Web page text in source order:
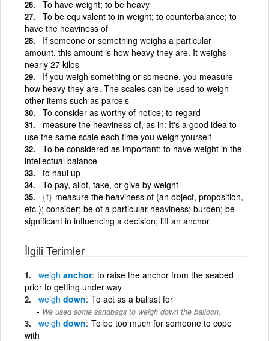
To have weight; to be heavy
To be equivalent to in weight; to counterbalance; to
have the heaviness of
If someone or something weighs a particular
amount, this amount is how heavy they are. It weighs
nearly 27 kilos
If you weigh something or someone, you measure
how heavy they are. The scales can be used to weigh
other items such as parcels
To consider as worthy of notice; to regard
measure the heaviness of, as in: It's a good idea to
use the same scale each time you weigh yourself
To be considered as important; to have weight in the
intellectual balance
to haul up
To pay, allot, take, or give by weight
{f} measure the heaviness of (an object, proposition,
etc.); consider; be of a particular heaviness; burden; be
significant in influencing a decision; lift an anchor
İlgili Terimler
weigh anchor to raise the anchor from the seabed
prior to getting under way
weigh down To act as a ballast for
We used some sandbags to weigh down the balloon.
weigh down To be too much for someone to cope
with